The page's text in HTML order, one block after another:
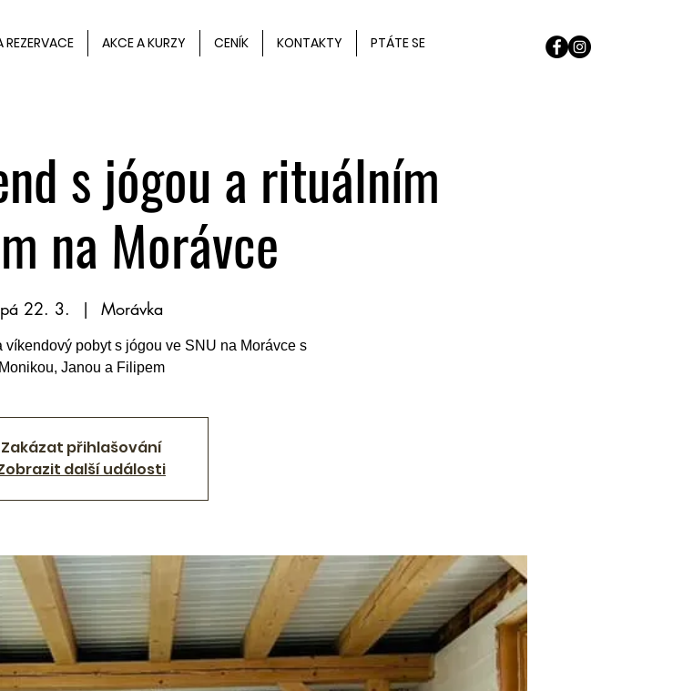
REZERVACE AKCE A KURZY CENÍK KONTAKTY PTÁTE SE
s jógou a rituálním
na Morávce
pá 22. 3.
  |
Morávka
víkendový pobyt s jógou ve SNU na Morávce s
Monikou, Janou a Filipem
Zakázat přihlašování
další události